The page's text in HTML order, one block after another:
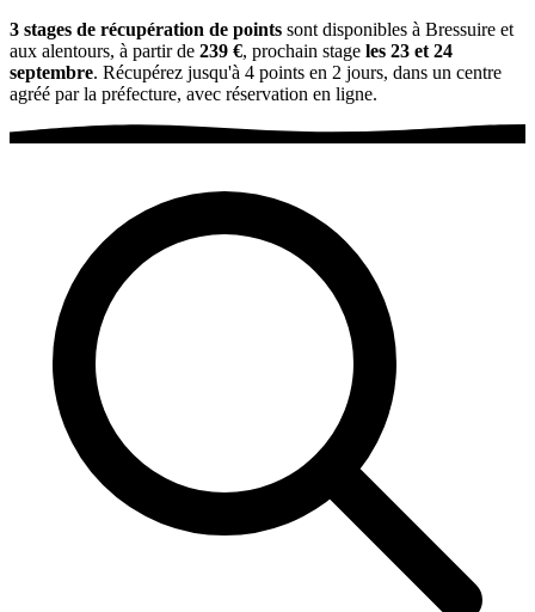
3 stages de récupération de points sont disponibles à Bressuire et
aux alentours, à partir de 239 €, prochain stage les 23 et 24
septembre. Récupérez jusqu'à 4 points en 2 jours, dans un centre
agréé par la préfecture, avec réservation en ligne.